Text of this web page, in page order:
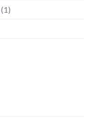
(1)